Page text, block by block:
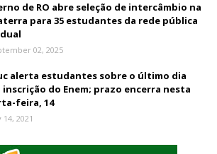
de RO abre seleção de intercâmbio na
para 35 estudantes da rede pública
02, 2025
alerta estudantes sobre o último dia
inscrição do Enem; prazo encerra nesta
feira, 14
14, 2021